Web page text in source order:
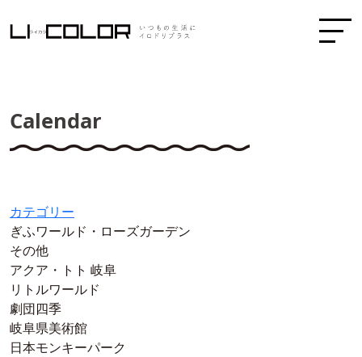
Calendar
カテゴリー
ぎふワールド・ローズガーデン
その他
アクア・トト 岐阜
リトルワールド
劇団四季
岐阜県美術館
日本モンキーパーク